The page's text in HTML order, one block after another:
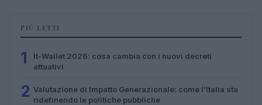
PIÙ LETTI
1
It-Wallet 2026: cosa cambia con i nuovi decreti
attuativi
2 Valutazione di Impatto Generazionale: come l’Italia sta
ridefinendo le politiche pubbliche